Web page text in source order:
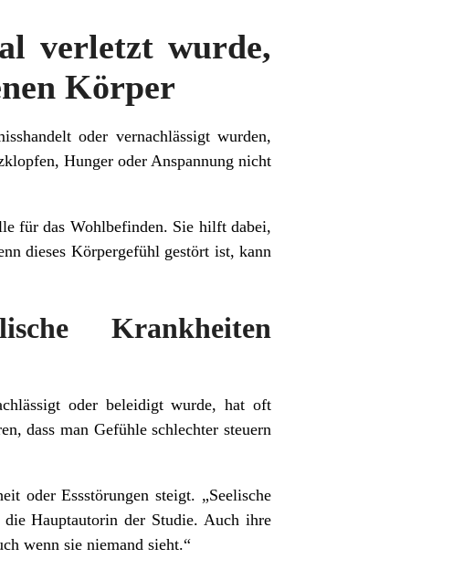
verletzt wurde,
Körper
oder vernachlässigt wurden,
Hunger oder Anspannung nicht
für das Wohlbefinden. Sie hilft dabei,
dieses Körpergefühl gestört ist, kann
Krankheiten
oder beleidigt wurde, hat oft
dass man Gefühle schlechter steuern
oder Essstörungen steigt. „Seelische
Hauptautorin der Studie. Auch ihre
wenn sie niemand sieht.“